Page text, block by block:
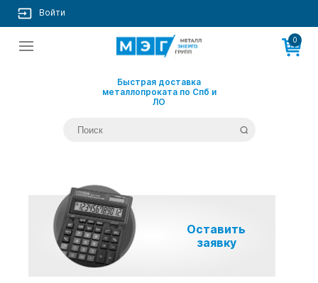
Войти
Быстрая доставка
металлопроката по Спб и
ЛО
Оставить
заявку
0